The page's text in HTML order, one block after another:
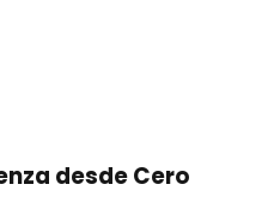
desde Cero